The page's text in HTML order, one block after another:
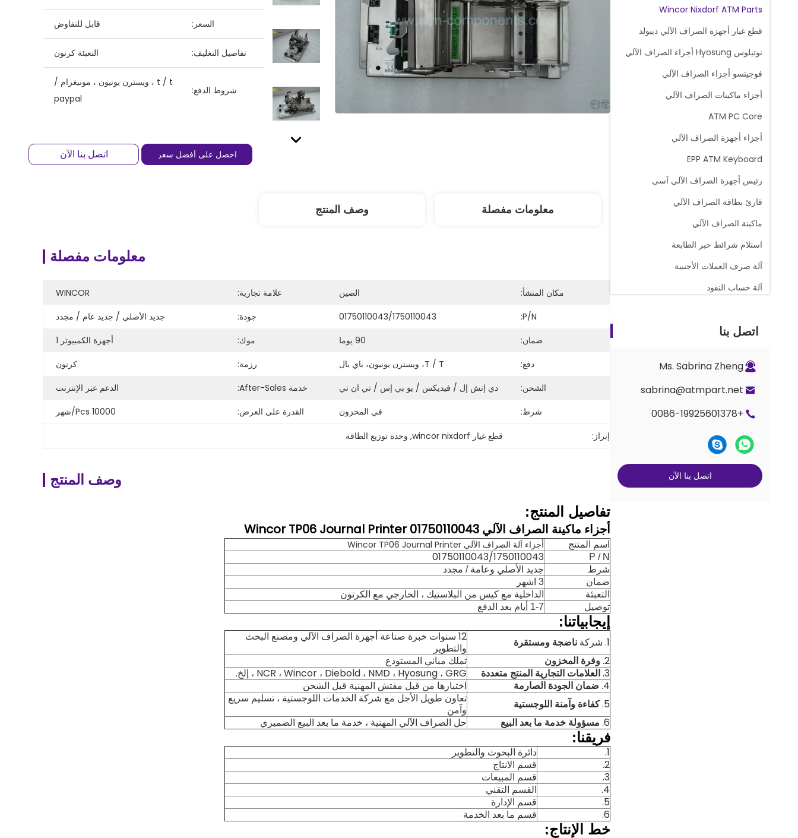
Wincor Nixdorf ATM Parts
قطع غيار أجهزة الصراف الآلي ديبولد
نوتيلوس Hyosung أجزاء الصراف الآلي
فوجيتسو أجزاء الصراف الآلي
أجزاء ماكينات الصراف الآلي
ATM PC Core
أجزاء أجهزة الصراف الآلي
EPP ATM Keyboard
رئيس أجهزة الصراف الآلي آسى
قارئ بطاقة الصراف الآلي
ماكينة الصراف الآلي
استلام شرائط حبر الطابعة
آلة صرف العملات الأجنبية
آلة حساب النقود
صراف آلي كاسيت نقدي
أجزاء العداد G+D BPS C5
اتصل بنا
Ms. Sabrina Zheng
sabrina@atmpart.net
+0086-19925601378
اتصل بنا الآن
السعر: قابل للتفاوض
تفاصيل التغليف: التعبئة كرتون
شروط الدفع:
t / t ، ويسترن يونيون ، مونيغرام /
paypal
احصل على أفضل سعر اتصل بنا الآن
معلومات مفصلة وصف المنتج
معلومات مفصلة
مكان المنشأ: الصين علامة تجارية:
WINCOR
P/N:
01750110043/1750110043 جودة:
جديد الأصلي / جديد عام / مجدد
ضمان:
90 يوما موك:
أجهزة الكمبيوتر 1
دفع:
T / T، ويسترن يونيون، باي بال رزمة:
كرتون
الشحن:
دي إتش إل / فيديكس / يو بي إس / تي ان تي خدمة After-Sales:
الدعم عبر الإنترنت
شرط:
في المخزون القدرة على العرض: 10000 Pcs/شهر
إبراز: قطع غيار wincor nixdorf , وحدة توزيع الطاقة
وصف المنتج
تفاصيل المنتج:
أجزاء ماكينة الصراف الآلي Wincor TP06 Journal Printer 01750110043
اسم المنتج أجزاء آلة الصراف الآلي Wincor TP06 Journal Printer
P / N
01750110043/1750110043
شرط
جديد الأصلي وعامة / مجدد
ضمان
3 اشهر
التعبئة
الداخلية مع كيس من البلاستيك ، الخارجي مع الكرتون
توصيل
1-7 أيام بعد الدفع
إيجابياتنا:
1. شركة ناضجة ومستقرة
12 سنوات خبرة صناعة أجهزة الصراف الآلي ومصنع البحث
والتطوير
2. وفرة المخزون
تملك مباني المستودع
3. العلامات التجارية المنتج متعددة
NCR ، Wincor ، Diebold ، NMD ، Hyosung ، GRG ، إلخ.
4. ضمان الجودة الصارمة
اختبارها من قبل مفتش المهنية قبل الشحن
5. كفاءة وآمنة اللوجستية
تعاون طويل الأجل مع شركة الخدمات اللوجستية ، تسليم سريع
وآمن
6. مسؤولة خدمة ما بعد البيع حل الصراف الآلي المهنية ، خدمة ما بعد البيع الضميري
فريقنا:
1.
دائرة البحوث والتطوير
2.
قسم الانتاج
3.
قسم المبيعات
4.
القسم التقني
5.
قسم الإدارة
6.
قسم ما بعد الخدمة
خط الإنتاج: